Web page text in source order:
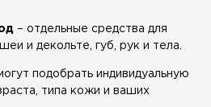
– отдельные средства для
и декольте, губ, рук и тела.
подобрать индивидуальную
типа кожи и ваших